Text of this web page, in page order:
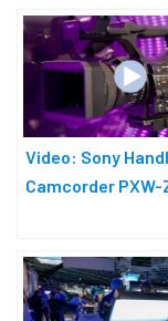
Video: Sony
Camcorder PXW-